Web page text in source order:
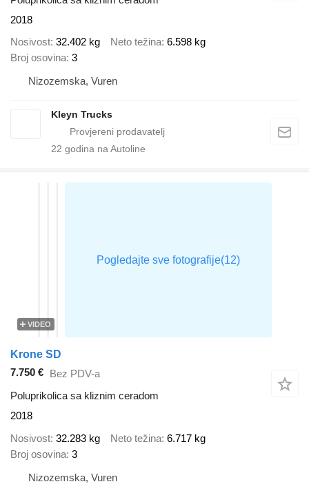
2018
Nosivost 32.402 kg Neto težina 6.598 kg
Broj osovina 3
Nizozemska, Vuren
Kleyn Trucks
22 godina na Autoline
VIDEO
Krone SD
7.750 € Bez PDV-a
Poluprikolica sa kliznim ceradom
2018
Nosivost 32.283 kg Neto težina 6.717 kg
Broj osovina 3
Nizozemska, Vuren